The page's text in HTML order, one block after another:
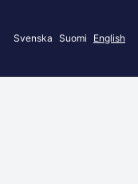
Svenska Suomi English